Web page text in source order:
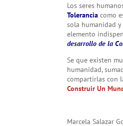
Los seres
Tolerancia como
sola humanidad
elemento
desarrollo de la
Se que existen
humanidad,
compartirlas con
Construir Un
Marcela Salazar